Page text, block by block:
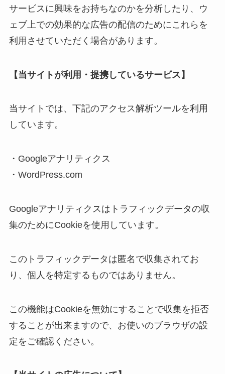
サービスに興味をお持ちなのかを分析したり、ウ
ェブ上での効果的な広告の配信のためにこれらを
利用させていただく場合があります。
【当サイトが利用・提携しているサービス】
当サイトでは、下記のアクセス解析ツールを利用
しています。
・Googleアナリティクス
・WordPress.com
Googleアナリティクスはトラフィックデータの収
集のためにCookieを使用しています。
このトラフィックデータは匿名で収集されてお
り、個人を特定するものではありません。
この機能はCookieを無効にすることで収集を拒否
することが出来ますので、お使いのブラウザの設
定をご確認ください。